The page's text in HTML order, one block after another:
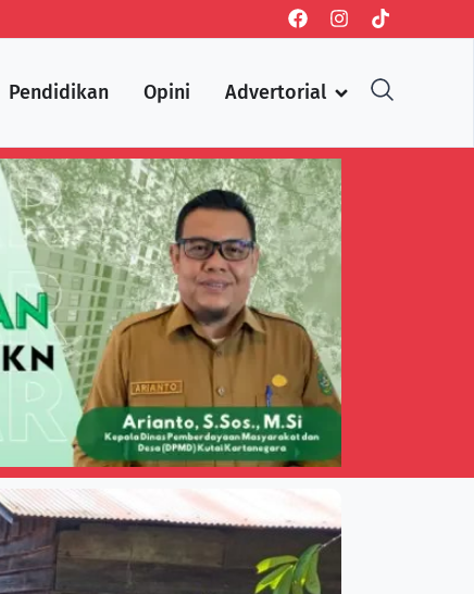
Pendidikan Opini Advertorial